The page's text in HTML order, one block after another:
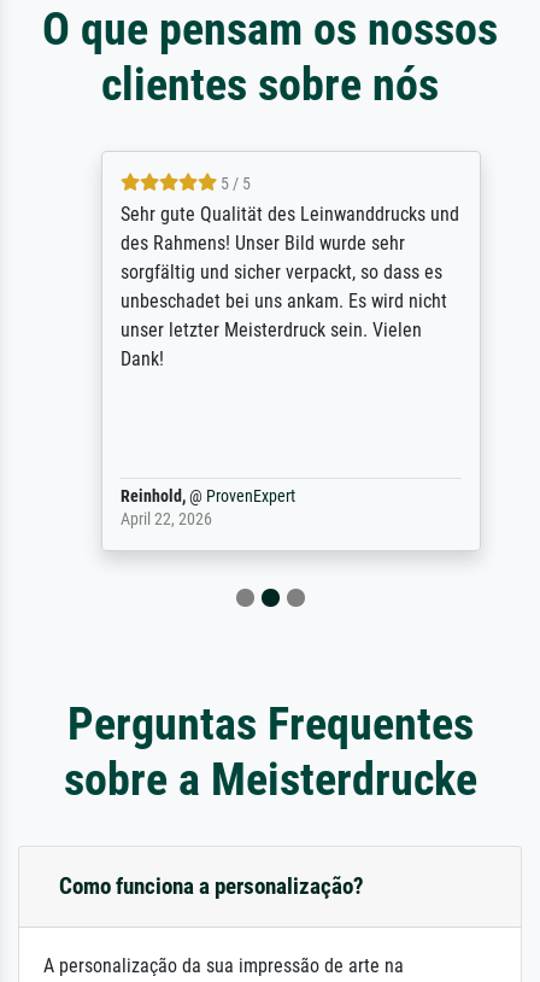
O que pensam os nossos
clientes sobre nós
5 / 5
Sehr gute Qualität des Leinwanddrucks und
des Rahmens! Unser Bild wurde sehr
sorgfältig und sicher verpackt, so dass es
unbeschadet bei uns ankam. Es wird nicht
unser letzter Meisterdruck sein. Vielen
Dank!
Reinhold,@ProvenExpert
April 22, 2026
Perguntas Frequentes
sobre a Meisterdrucke
Como funciona a personalização?
A personalização da sua impressão de arte na